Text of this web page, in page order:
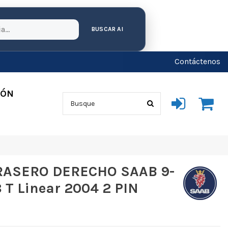
BUSCAR AI
Contáctenos
DERECHO SAAB 9-
T Linear 2004 2 PIN